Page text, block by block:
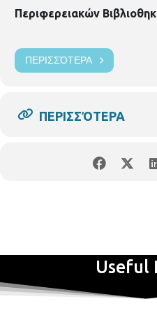
Περιφερειακών
ΠΕΡΙΣΣΌΤΕΡΑ
ΠΕΡΙΣΣΌΤΕΡΑ
Useful